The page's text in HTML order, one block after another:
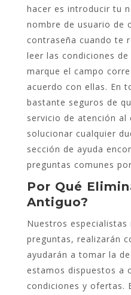
hacer es introducir tu
nombre de usuario de
contraseña cuando te
leer las condiciones
marque el campo
acuerdo con ellas. En
bastante seguros de
servicio de atención al
solucionar cualquier
sección de ayuda
preguntas comunes
Por Qué
Antiguo?
Nuestros
preguntas, realizarán
ayudarán a tomar la
estamos dispuestos a
condiciones y ofertas.